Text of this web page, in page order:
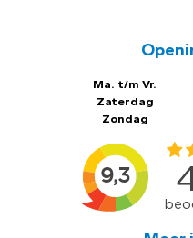
Ma. t/m Vr.
Zaterdag
Zondag